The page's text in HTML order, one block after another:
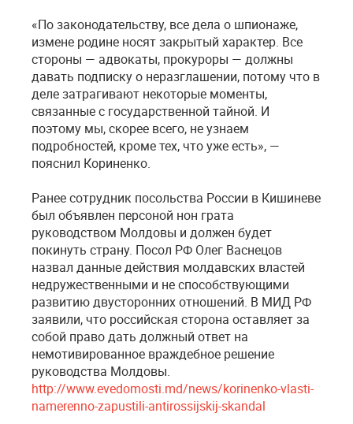
«По законодательству, все дела о шпионаже,
измене родине носят закрытый характер. Все
стороны — адвокаты, прокуроры — должны
давать подписку о неразглашении, потому что в
деле затрагивают некоторые моменты,
связанные с государственной тайной. И
поэтому мы, скорее всего, не узнаем
подробностей, кроме тех, что уже есть», —
пояснил Кориненко.
Ранее сотрудник посольства России в Кишиневе
был объявлен персоной нон грата
руководством Молдовы и должен будет
покинуть страну. Посол РФ Олег Васнецов
назвал данные действия молдавских властей
недружественными и не способствующими
развитию двусторонних отношений. В МИД РФ
заявили, что российская сторона оставляет за
собой право дать должный ответ на
немотивированное враждебное решение
руководства Молдовы.
http://www.evedomosti.md/news/korinenko-vlasti-
namerenno-zapustili-antirossijskij-skandal